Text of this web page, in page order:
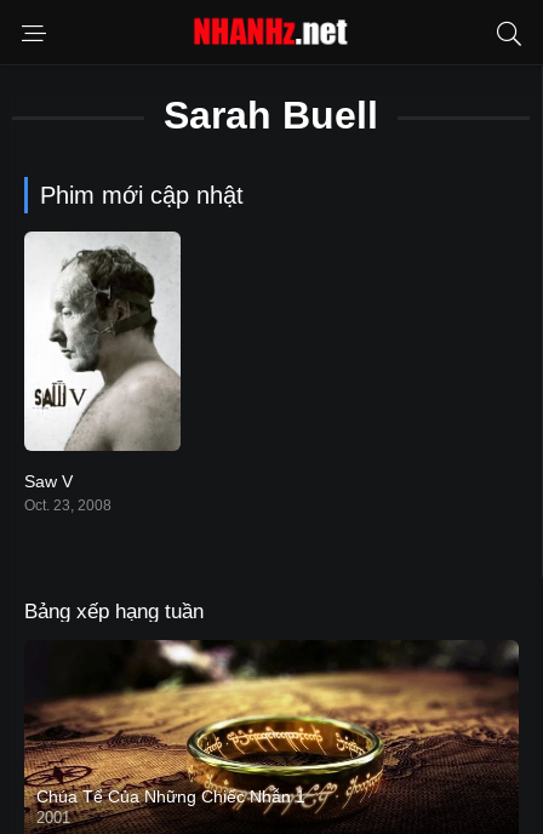
Sarah Buell
Phim mới cập nhật
Saw V
Oct. 23, 2008
Bảng xếp hạng tuần
Chúa Tể Của Những Chiếc Nhẫn 1
2001